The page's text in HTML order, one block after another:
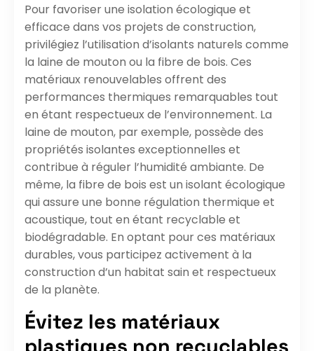
Pour favoriser une isolation écologique et
efficace dans vos projets de construction,
privilégiez l’utilisation d’isolants naturels comme
la laine de mouton ou la fibre de bois. Ces
matériaux renouvelables offrent des
performances thermiques remarquables tout
en étant respectueux de l’environnement. La
laine de mouton, par exemple, possède des
propriétés isolantes exceptionnelles et
contribue à réguler l’humidité ambiante. De
même, la fibre de bois est un isolant écologique
qui assure une bonne régulation thermique et
acoustique, tout en étant recyclable et
biodégradable. En optant pour ces matériaux
durables, vous participez activement à la
construction d’un habitat sain et respectueux
de la planète.
Évitez les matériaux
plastiques non recyclables